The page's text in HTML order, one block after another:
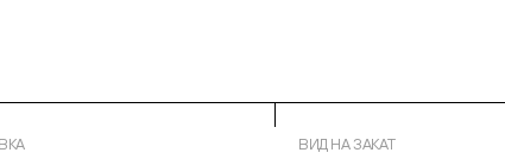
ВИД НА ЗАКАТ